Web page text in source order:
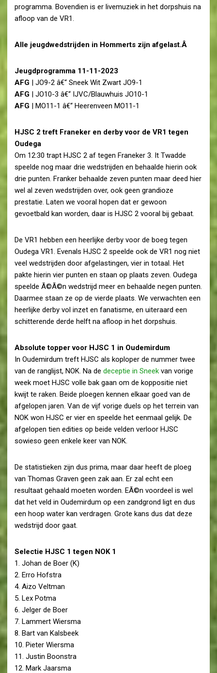
programma. Bovendien is er livemuziek in het dorpshuis na
afloop van de VR1.
Alle jeugdwedstrijden in Hommerts zijn afgelast.Â
Jeugdprogramma 11-11-2023
AFG | JO9-2 â€“ Sneek Wit Zwart JO9-1
AFG | JO10-3 â€“ IJVC/Blauwhuis JO10-1
AFG | MO11-1 â€“ Heerenveen MO11-1
HJSC 2 treft Franeker en derby voor de VR1 tegen
Oudega
Om 12:30 trapt HJSC 2 af tegen Franeker 3. It Twadde
speelde nog maar drie wedstrijden en behaalde hierin ook
drie punten. Franker behaalde zeven punten maar deed hier
wel al zeven wedstrijden over, ook geen grandioze
prestatie. Laten we vooral hopen dat er gewoon
gevoetbald kan worden, daar is HJSC 2 vooral bij gebaat.
De VR1 hebben een heerlijke derby voor de boeg tegen
Oudega VR1. Evenals HJSC 2 speelde ook de VR1 nog niet
veel wedstrijden door afgelastingen, vier in totaal. Het
pakte hierin vier punten en staan op plaats zeven. Oudega
speelde Ã©Ã©n wedstrijd meer en behaalde negen punten.
Daarmee staan ze op de vierde plaats. We verwachten een
heerlijke derby vol inzet en fanatisme, en uiteraard een
schitterende derde helft na afloop in het dorpshuis.
Absolute topper voor HJSC 1 in Oudemirdum
In Oudemirdum treft HJSC als koploper de nummer twee
van de ranglijst, NOK. Na de deceptie in Sneek van vorige
week moet HJSC volle bak gaan om de koppositie niet
kwijt te raken. Beide ploegen kennen elkaar goed van de
afgelopen jaren. Van de vijf vorige duels op het terrein van
NOK won HJSC er vier en speelde het eenmaal gelijk. De
afgelopen tien edities op beide velden verloor HJSC
sowieso geen enkele keer van NOK.
De statistieken zijn dus prima, maar daar heeft de ploeg
van Thomas Graven geen zak aan. Er zal echt een
resultaat gehaald moeten worden. EÃ©n voordeel is wel
dat het veld in Oudemirdum op een zandgrond ligt en dus
een hoop water kan verdragen. Grote kans dus dat deze
wedstrijd door gaat.
Selectie HJSC 1 tegen NOK 1
1. Johan de Boer (K)
2. Erro Hofstra
4. Aizo Veltman
5. Lex Potma
6. Jelger de Boer
7. Lammert Wiersma
8. Bart van Kalsbeek
10. Pieter Wiersma
11. Justin Boonstra
12. Mark Jaarsma